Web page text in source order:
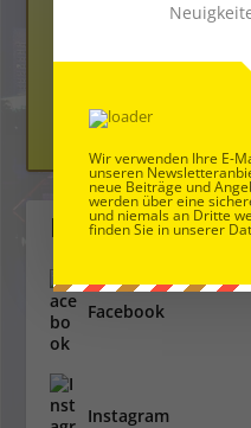
Dem
Folge uns
Facebook
Instagram
Wir verwenden Ihre E-
unseren
neue Beiträge und
werden über eine
und niemals an Dritte
finden Sie in unserer